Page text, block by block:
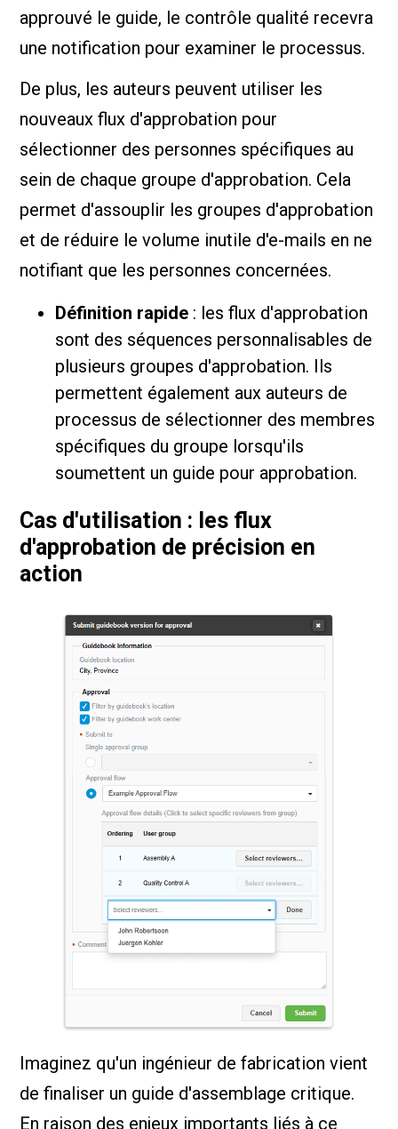
approuvé le guide, le contrôle qualité recevra
une notification pour examiner le processus.
De plus, les auteurs peuvent utiliser les
nouveaux flux d'approbation pour
sélectionner des personnes spécifiques au
sein de chaque groupe d'approbation. Cela
permet d'assouplir les groupes d'approbation
et de réduire le volume inutile d'e-mails en ne
notifiant que les personnes concernées.
Définition rapide : les flux d'approbation
sont des séquences personnalisables de
plusieurs groupes d'approbation. Ils
permettent également aux auteurs de
processus de sélectionner des membres
spécifiques du groupe lorsqu'ils
soumettent un guide pour approbation.
Cas d'utilisation : les flux
d'approbation de précision en
action
Imaginez qu'un ingénieur de fabrication vient
de finaliser un guide d'assemblage critique.
En raison des enjeux importants liés à ce